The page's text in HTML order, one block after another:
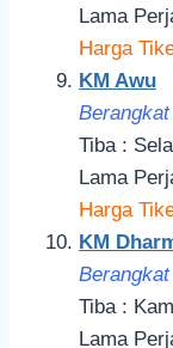
Lama
Harga
KM Awu
Tiba :
Lama
Harga
KM
Tiba :
Lama